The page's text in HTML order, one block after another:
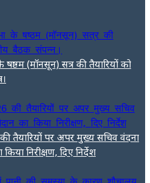
(मॉनसून) सत्र की तैयारियों को
तैयारियों पर अपर मुख्य सचिव वंदना
निरीक्षण, दिए निर्देश